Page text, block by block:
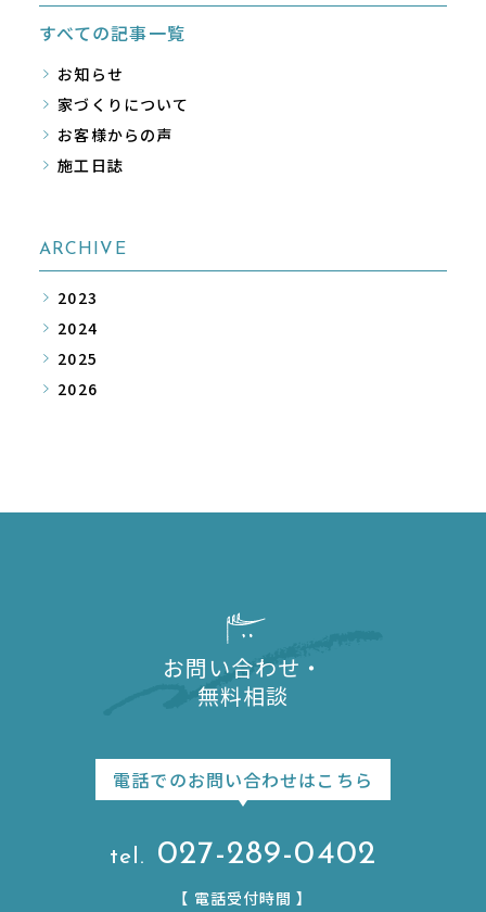
すべての記事一覧
お知らせ
家づくりについて
お客様からの声
施工日誌
ARCHIVE
2023
2024
2025
2026
お問い合わせ・
無料相談
電話でのお問い合わせはこちら
027-289-0402
【 電話受付時間】